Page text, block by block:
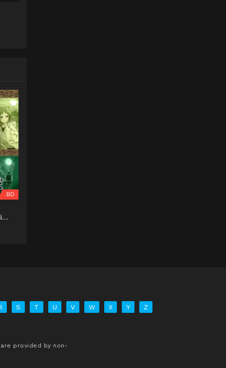
BD
S T U V W X Y Z
provided by non-